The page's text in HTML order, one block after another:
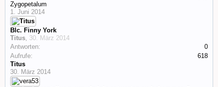
Zygopetalum
1. Juni 2014
Blc. Finny York
Titus, 30. März 2014
Antworten:
0
Aufrufe:
618
Titus
30. März 2014